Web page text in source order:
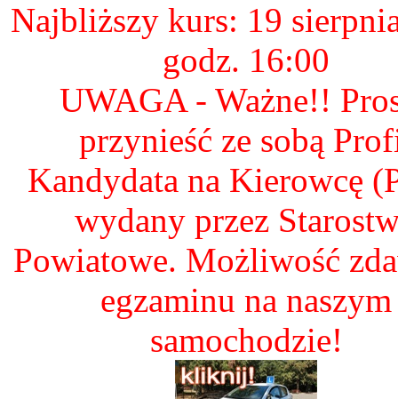
Najbliższy kurs: 19
godz. 16:00
UWAGA - Ważne!!
przynieść ze sobą
Kandydata na Kierowcę
wydany przez
Powiatowe. Możliwość
egzaminu na naszym
samochodzie!